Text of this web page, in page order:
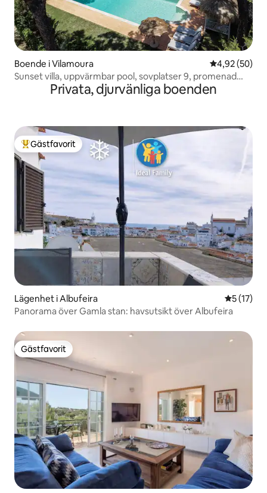
Boende i Vilamoura 4,92 av 5 i
4,92 (50)
Sunset villa, uppvärmbar pool, sovplatser 9, promenad
Privata, djurvänliga boenden
Populär gästfavorit
Gästfavorit
Lägenhet i Albufeira 5 av 5 i
5 (17)
Panorama över Gamla stan: havsutsikt över Albufeira
Gästfavorit
Gästfavorit